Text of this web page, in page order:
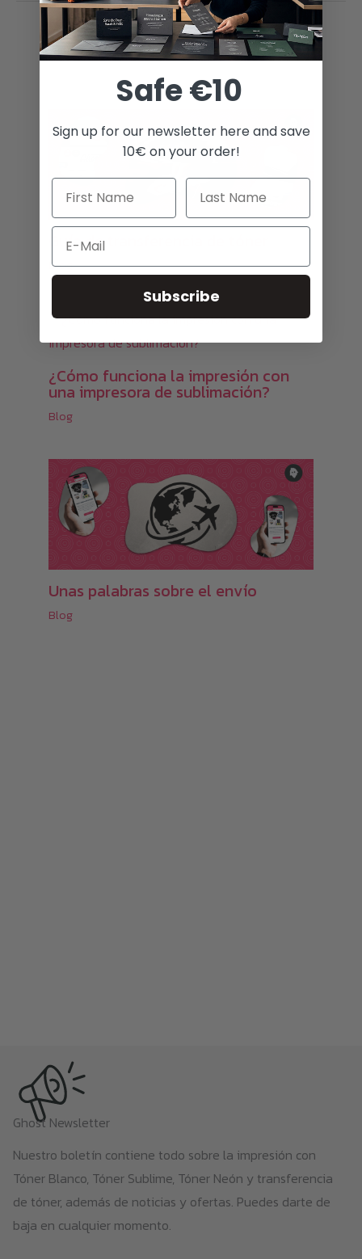
Related Posts
Guía de transferencia de tóner
Blog
¿Cómo funciona la impresión con
una impresora de sublimación?
Blog
Unas palabras sobre el envío
Blog
Ghost Newsletter
Nuestro boletín contiene todo sobre la impresión con
Tóner Blanco, Tóner Sublime, Tóner Neón y transferencia
de tóner, además de noticias y ofertas. Puedes darte de
baja en cualquier momento.
Safe €10
Sign up for our newsletter here and save
10€ on your order!
Email
Subscribe